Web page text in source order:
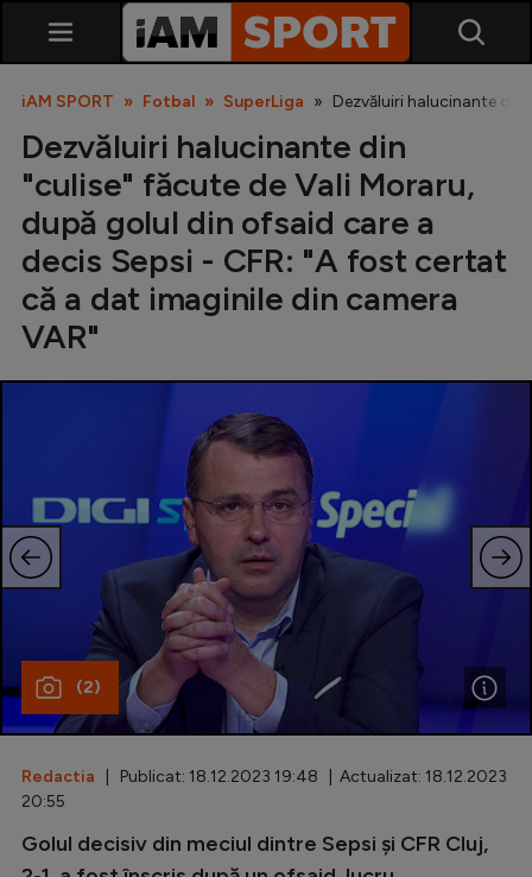
SuperLiga
Echipa Națională
Fotbal feminin
Special
Diverse
Inedit
Clasamente
Champions League
iAM SPORT Fotbal SuperLiga Dezvăluiri halucinante din
Dezvăluiri halucinante din
"culise" făcute de Vali Moraru,
după golul din ofsaid care a
decis Sepsi - CFR: "A fost certat
că a dat imaginile din camera
VAR"
(2)
Redactia | Publicat: 18.12.2023 19:48 | Actualizat: 18.12.2023
20:55
Golul decisiv din meciul dintre Sepsi și CFR Cluj,